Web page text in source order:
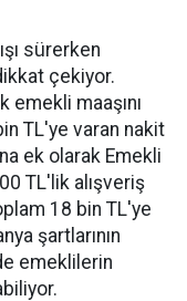
sürerken
çekiyor.
emekli maaşını
TL'ye varan nakit
ek olarak Emekli
TL'lik alışveriş
18 bin TL'ye
şartlarının
emeklilerin